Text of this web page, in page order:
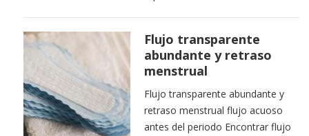
Flujo transparente
abundante y retraso
menstrual
Flujo transparente abundante y
retraso menstrual flujo acuoso
antes del periodo Encontrar flujo